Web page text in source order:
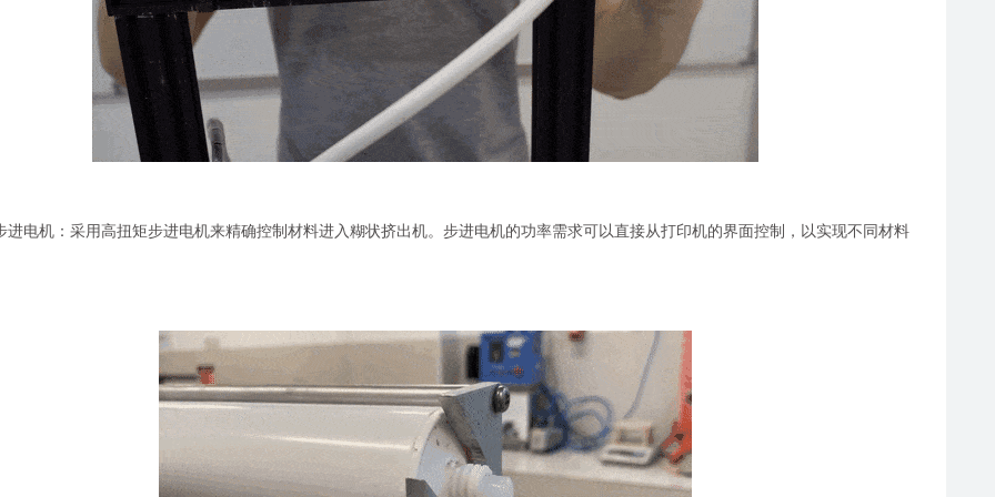
进电机：采用高扭矩步进电机来精确控制材料进入糊状挤出机。步进电机的功率需求可以直接从打印机的界面控制，以实现不同材料